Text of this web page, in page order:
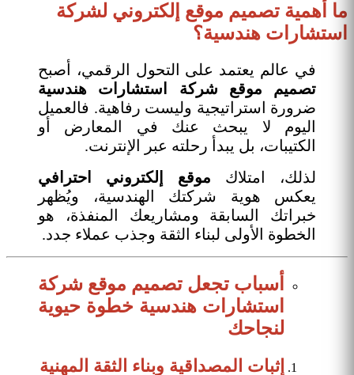
ما أهمية تصميم موقع إلكتروني لشركة
استشارات هندسية؟
في عالم يعتمد على التحول الرقمي، أصبح
تصميم موقع شركة استشارات هندسية
ضرورة استراتيجية وليست رفاهية. فالعميل
اليوم لا يبحث عنك في المعارض أو
الكتيبات، بل يبدأ رحلته عبر الإنترنت.
لذلك، امتلاك موقع إلكتروني احترافي
يعكس هوية شركتك الهندسية، ويُظهر
خبراتك السابقة ومشاريعك المنفذة، هو
الخطوة الأولى لبناء الثقة وجذب عملاء جدد.
أسباب تجعل تصميم موقع شركة
استشارات هندسية خطوة حيوية
لنجاحك
إثبات المصداقية وبناء الثقة المهنية